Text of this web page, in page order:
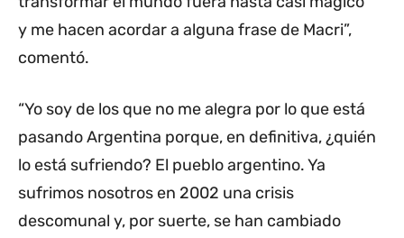
y me hacen acordar a alguna frase de Macri”,
comentó.
“Yo soy de los que no me alegra por lo que está
pasando Argentina porque, en definitiva, ¿quién
lo está sufriendo? El pueblo argentino. Ya
sufrimos nosotros en 2002 una crisis
descomunal y, por suerte, se han cambiado